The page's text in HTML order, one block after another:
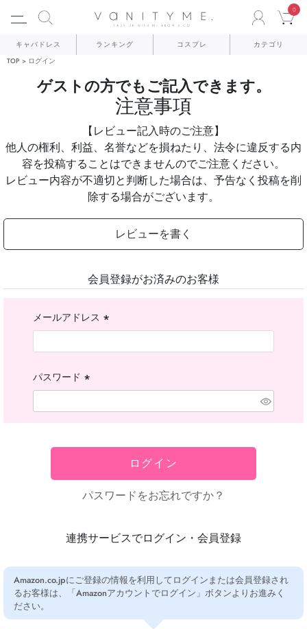
0
キャバドレス ランキング コスプレ カテゴリ
TOP ログイン
ゲストの方でもご記入できます。
注意事項
【レビュー記入時のご注意】
他人の権利、利益、名誉などを損ねたり、法令に違反する内
容を投稿することはできませんのでご注意ください。
レビュー内容が不適切と判断した場合は、予告なく投稿を削
除する場合がございます。
レビューを書く
会員登録がお済みのお客様
メールアドレス
(必
須)
パスワード
(必
須)
ログイン
パスワードをお忘れですか？
連携サービスでログイン・会員登録
Amazon.co.jpにご登録の情報を利用してログインまたは会員登録され
るお客様は、「Amazonアカウントでログイン」ボタンよりお進みく
ださい。